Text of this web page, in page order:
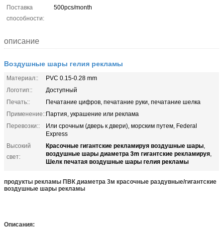
Поставка
способности:
500pcs/month
описание
Воздушные шары гелия рекламы
Материал::
PVC 0.15-0.28 mm
Логотип::
Доступный
Печать::
Печатание цифров, печатание руки, печатание шелка
Применение::Партия, украшение или реклама
Перевозки::
Или срочным (дверь к двери), морским путем, Federal
Express
Высокий
свет:
Красочные гигантские рекламируя воздушные шары,
воздушные шары диаметра 3m гигантские рекламируя,
Шелк печатая воздушные шары гелия рекламы
продукты рекламы ПВК диаметра 3м красочные раздувные/гигантские
воздушные шары рекламы
Описания: